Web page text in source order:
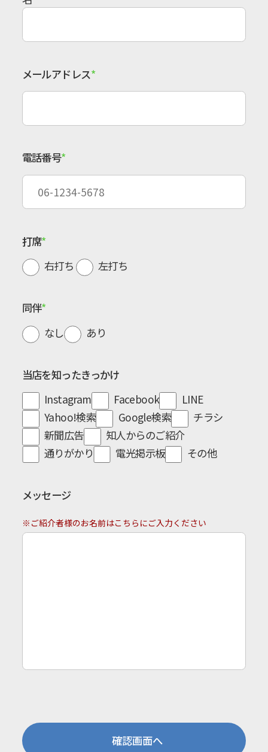
メールアドレス
電話番号
打席
右打ち
左打ち
同伴
なし
あり
当店を知ったきっかけ
Instagram
Facebook
LINE
Yahoo!検索
Google検索
チラシ
新聞広告
知人からのご紹介
通りがかり
電光掲示板 その他
メッセージ
※ご紹介者様のお名前はこちらにご入力ください